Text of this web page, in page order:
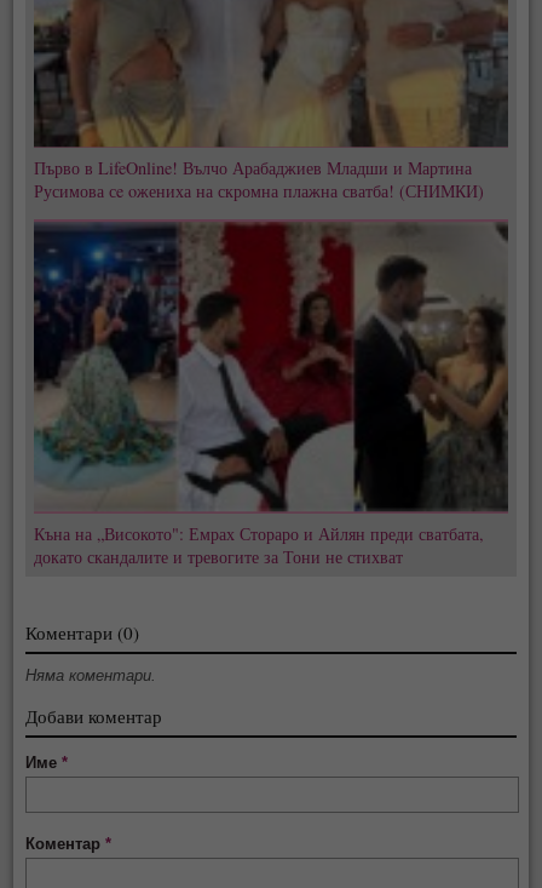
Първо в LifeOnline! Вълчо Арабаджиев Младши и Мартина
Русимова сe oжениха на скромна плажна сватба! (СНИМКИ)
Къна на „Високото": Емрах Стораро и Айлян преди сватбата,
докато скандалите и тревогите за Тони не стихват
Коментари (0)
Няма коментари.
Добави коментар
Име*
Коментар*